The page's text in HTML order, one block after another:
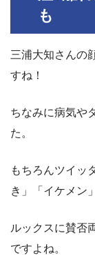
も
三浦大知さんの
すね！
ちなみに病気や
た。
もちろんツイッ
き」「イケメン
ルックスに賛否
ですよね。